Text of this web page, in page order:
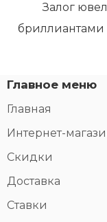
Залог
бриллиантами
Главное меню
Главная
Интернет-
Скидки
Доставка
Ставки